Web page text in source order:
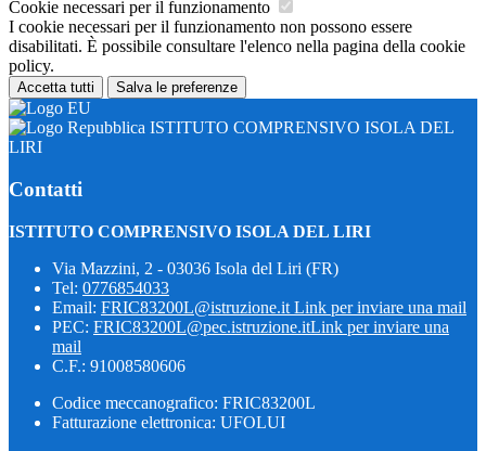
Cookie necessari per il funzionamento
I cookie necessari per il funzionamento non possono essere
disabilitati. È possibile consultare l'elenco nella pagina della cookie
policy.
Accetta tutti Salva le preferenze
ISTITUTO COMPRENSIVO ISOLA DEL
LIRI
Contatti
ISTITUTO COMPRENSIVO ISOLA DEL LIRI
Via Mazzini, 2 - 03036 Isola del Liri (FR)
Tel: 0776854033
Email: FRIC83200L@istruzione.it Link per inviare una mail
PEC: FRIC83200L@pec.istruzione.itLink per inviare una
mail
C.F.: 91008580606
Codice meccanografico: FRIC83200L
Fatturazione elettronica: UFOLUI